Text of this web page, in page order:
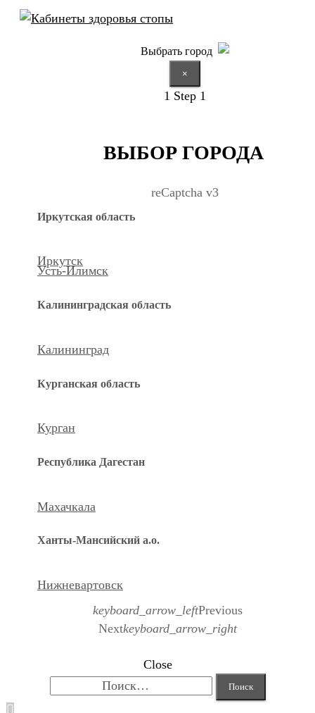
Выбрать город
×
1 Step 1
ВЫБОР ГОРОДА
reCaptcha v3
Иркутская область
Иркутск
Усть-Илимск
Калининградская область
Калининград
Курганская область
Курган
Республика Дагестан
Махачкала
Ханты-Мансийский а.о.
Нижневартовск
keyboard_arrow_leftPrevious
Nextkeyboard_arrow_right
Close